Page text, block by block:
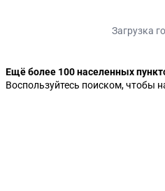
Загрузка
Ещё более 100 населенных
Воспользуйтесь поиском, чтобы